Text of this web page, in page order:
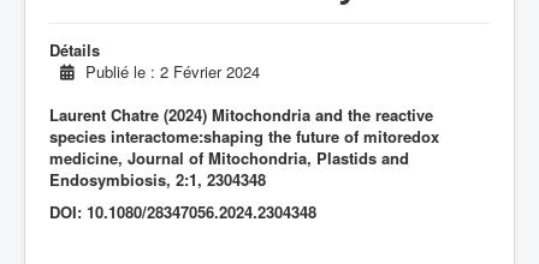
Détails
Publié le : 2 Février 2024
Laurent Chatre (2024) Mitochondria and the reactive
species interactome:shaping the future of mitoredox
medicine, Journal of Mitochondria, Plastids and
Endosymbiosis, 2:1, 2304348
DOI: 10.1080/28347056.2024.2304348